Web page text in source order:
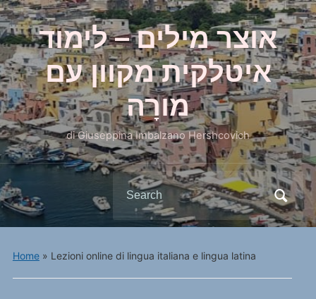
אוצר מילים – לימוד
איטלקית מקוון עם
מורָה
di Giuseppina Imbalzano Hershcovich
Search
for:
Home» Lezioni online di lingua italiana e lingua latina